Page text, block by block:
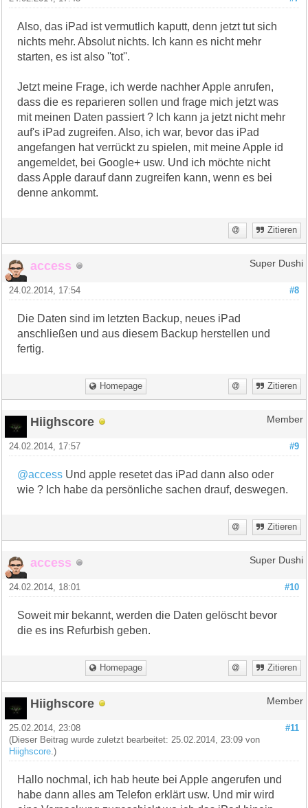
Also, das iPad ist vermutlich kaputt, denn jetzt tut sich
nichts mehr. Absolut nichts. Ich kann es nicht mehr
starten, es ist also ''tot''.
Jetzt meine Frage, ich werde nachher Apple anrufen,
dass die es reparieren sollen und frage mich jetzt was
mit meinen Daten passiert ? Ich kann ja jetzt nicht mehr
auf's iPad zugreifen. Also, ich war, bevor das iPad
angefangen hat verrückt zu spielen, mit meine Apple id
angemeldet, bei Google+ usw. Und ich möchte nicht
dass Apple darauf dann zugreifen kann, wenn es bei
denne ankommt.
Zitieren
access Super Dushi
#8
24.02.2014, 17:54
Die Daten sind im letzten Backup, neues iPad
anschließen und aus diesem Backup herstellen und
fertig.
Homepage Zitieren
Hiighscore Member
#9
24.02.2014, 17:57
@access Und apple resetet das iPad dann also oder
wie ? Ich habe da persönliche sachen drauf, deswegen.
Zitieren
access Super Dushi
#10
24.02.2014, 18:01
Soweit mir bekannt, werden die Daten gelöscht bevor
die es ins Refurbish geben.
Homepage Zitieren
Hiighscore Member
#11
25.02.2014, 23:08
(Dieser Beitrag wurde zuletzt bearbeitet: 25.02.2014, 23:09 von
Hiighscore .)
Hallo nochmal, ich hab heute bei Apple angerufen und
habe dann alles am Telefon erklärt usw. Und mir wird